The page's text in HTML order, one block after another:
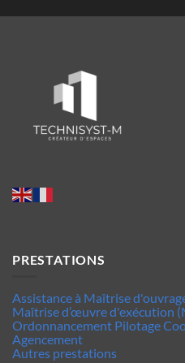
PRESTATIONS
Assistance à Maîtrise
Maîtrise d’œuvre d'exécution
Ordonnancement Pilotage
Agencement
Autres prestations